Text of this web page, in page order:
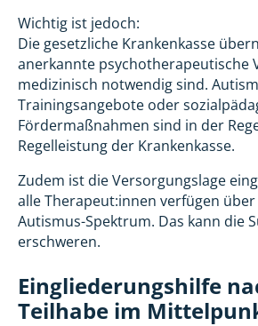
Wichtig ist jedoch:
Die gesetzliche Krankenkasse
anerkannte psychotherapeutische
medizinisch notwendig sind.
Trainingsangebote oder
Fördermaßnahmen sind in der
Regelleistung der Krankenkasse.
Zudem ist die Versorgungslage
alle Therapeut:innen verfügen
Autismus-Spektrum. Das kann die
erschweren.
Eingliederungshilfe
Teilhabe im